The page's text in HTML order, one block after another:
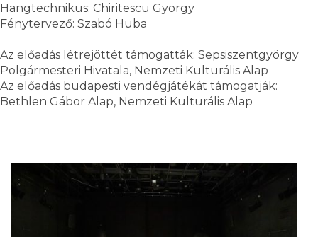
Hangtechnikus: Chiritescu György
Fénytervező: Szabó Huba
Az előadás létrejöttét támogatták: Sepsiszentgyörgy
Polgármesteri Hivatala, Nemzeti Kulturális Alap
Az előadás budapesti vendégjátékát támogatják:
Bethlen Gábor Alap, Nemzeti Kulturális Alap